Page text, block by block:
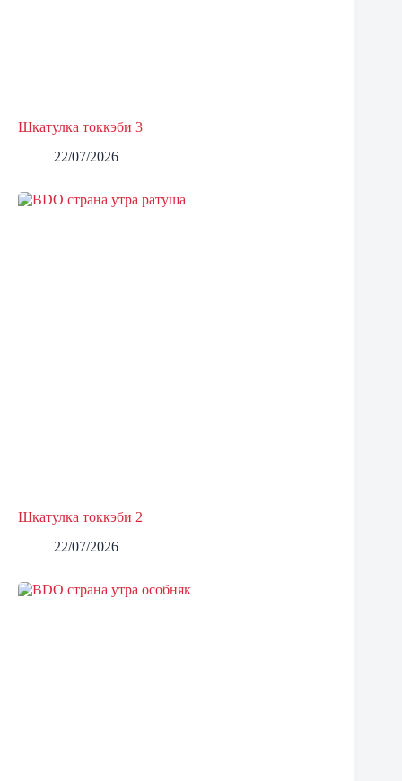
Шкатулка токкэби 3
22/07/2026
Шкатулка токкэби 2
22/07/2026